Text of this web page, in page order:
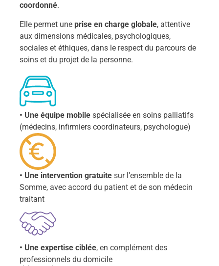
coordonné.
Elle permet une prise en charge globale, attentive
aux dimensions médicales, psychologiques,
sociales et éthiques, dans le respect du parcours de
soins et du projet de la personne.
• Une équipe mobile spécialisée en soins palliatifs
(médecins, infirmiers coordinateurs, psychologue)
• Une intervention gratuite sur l’ensemble de la
Somme, avec accord du patient et de son médecin
traitant
• Une expertise ciblée, en complément des
professionnels du domicile